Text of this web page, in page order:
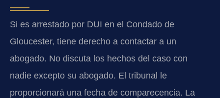
Si es arrestado por DUI en el Condado de
Gloucester, tiene derecho a contactar a un
abogado. No discuta los hechos del caso con
nadie excepto su abogado. El tribunal le
proporcionará una fecha de comparecencia. La